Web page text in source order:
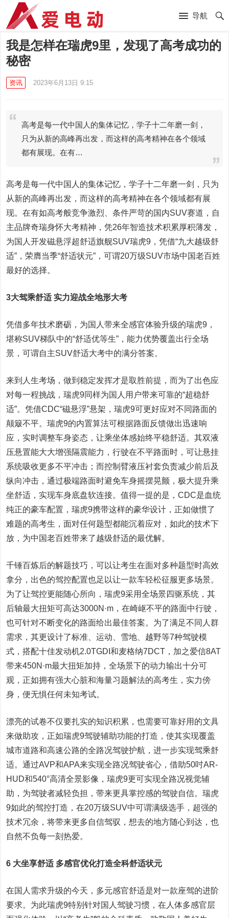
导航
我是怎样在瑞虎9里，发现了高考成功的
秘密
资讯 2023年6月13日 9:15
高考是每一代中国人的集体记忆，学子十二年磨一剑，
只为从新的高峰再出发，而这样的高考精神在各个领域
都有展现。在有…
高考是每一代中国人的集体记忆，学子十二年磨一剑，只为
从新的高峰再出发，而这样的高考精神在各个领域都有展
现。在有如高考般竞争激烈、条件严苛的国内SUV赛道，自
主品牌奇瑞身怀大考精神，凭26年智造技术积累厚积薄发，
为国人开发磁悬浮超舒适旗舰SUV瑞虎9，凭借“九大越级舒
适”，荣膺当季“舒适状元”，可谓20万级SUV市场中国老百姓
最好的选择。
3大驾乘舒适 实力迎战全地形大考
凭借多年技术磨砺，为国人带来全感官体验升级的瑞虎9，
堪称SUV梯队中的“舒适优等生”，能力优势覆盖出行全场
景，可谓自主SUV舒适大考中的满分答案。
来到人生考场，做到稳定发挥才是取胜前提，而为了出色应
对每一程挑战，瑞虎9同样为国人用户带来可靠的“超稳舒
适”。凭借CDC“磁悬浮”悬架，瑞虎9可更好应对不同路面的
颠簸不平。瑞虎9的内置算法可根据路面反馈做出迅速响
应，实时调整车身姿态，让乘坐体感始终平稳舒适。其双液
压悬置能大大增强隔震能力，行驶在不平路面时，可让悬挂
系统吸收更多不平冲击；而控制臂液压衬套负责减少前后及
纵向冲击，通过极端路面时避免车身摇摆晃颤，极大提升乘
坐舒适，实现车身底盘软连接。值得一提的是，CDC是血统
纯正的豪车配置，瑞虎9携带这样的豪华设计，正如做惯了
难题的高考生，面对任何题型都能沉着应对，如此的技术下
放，为中国老百姓带来了越级舒适的最优解。
千锤百炼后的解题技巧，可以让考生在面对多种题型时高效
拿分，出色的驾控配置也足以让一款车轻松征服更多场景。
为了让驾控更能随心所向，瑞虎9采用全场景四驱系统，其
后轴最大扭矩可高达3000N·m，在崎岖不平的路面中行驶，
也可针对不断变化的路面给出最佳答案。为了满足不同人群
需求，其更设计了标准、运动、雪地、越野等7种驾驶模
式，搭配十佳发动机2.0TGDI和麦格纳7DCT，加之爱信8AT
带来450N·m最大扭矩加持，全场景下的动力输出十分可
观，正如拥有强大心脏和海量习题解法的高考生，实力傍
身，便无惧任何未知考试。
漂亮的试卷不仅要扎实的知识积累，也需要可靠好用的文具
来做助攻，正如瑞虎9驾驶辅助功能的打造，使其实现覆盖
城市道路和高速公路的全路况驾驶护航，进一步实现驾乘舒
适。通过AVP和APA来实现全路况驾驶省心，借助50吋AR-
HUD和540°高清全景影像，瑞虎9更可实现全路况视觉辅
助，为驾驶者减轻负担，带来更具掌控感的驾驶自信。瑞虎
9如此的驾控打造，在20万级SUV中可谓满级选手，超强的
技术冗余，将带来更多自信驾驭，想去的地方随心到达，也
自然不负每一刻热爱。
6 大坐享舒适 多感官优化打造全科舒适状元
在国人需求升级的今天，多元感官舒适是对一款座驾的进阶
要求。为此瑞虎9特别针对国人驾驶习惯，在人体多感官层